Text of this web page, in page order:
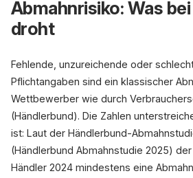
Abmahnrisiko: Was
droht
Fehlende, unzureichende oder
Pflichtangaben sind ein klassischer
Wettbewerber wie durch
(Händlerbund). Die Zahlen
ist: Laut der Händlerbund-
(Händlerbund Abmahnstudie 2025)
Händler 2024 mindestens eine